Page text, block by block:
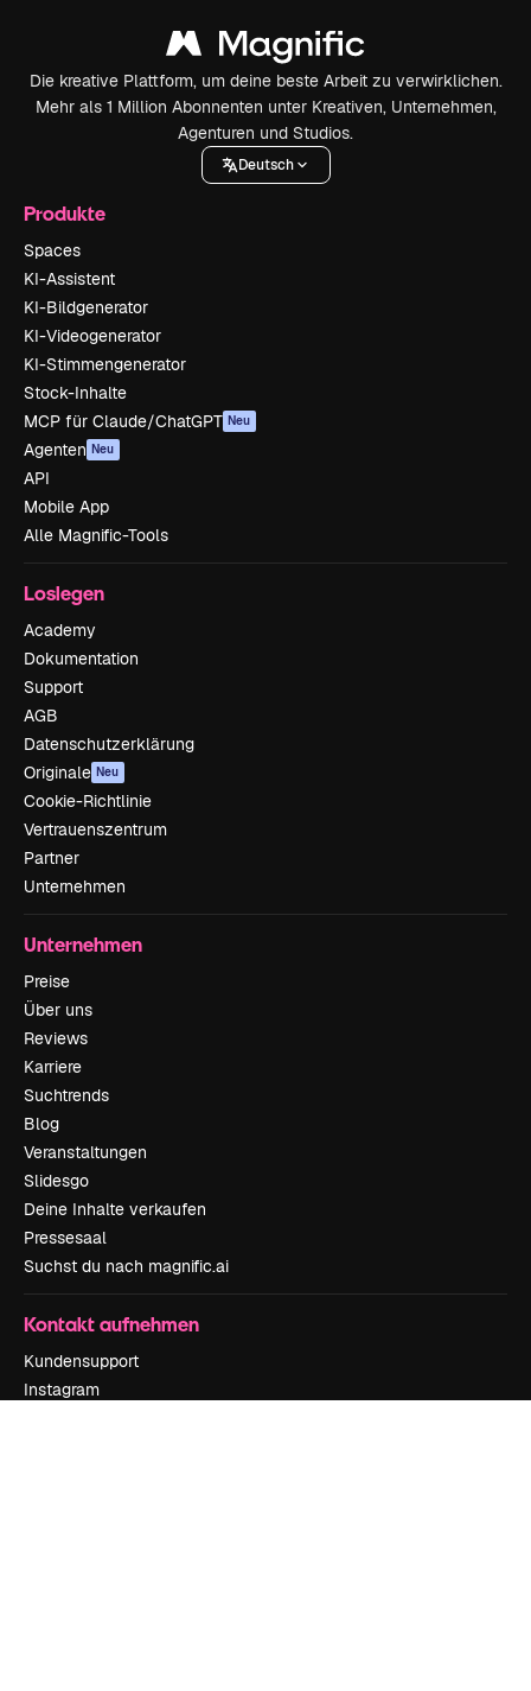
Die kreative Plattform, um deine beste Arbeit zu verwirklichen.
Mehr als 1 Million Abonnenten unter Kreativen, Unternehmen,
Agenturen und Studios.
Deutsch
Produkte
Spaces
KI-Assistent
KI-Bildgenerator
KI-Videogenerator
KI-Stimmengenerator
Stock-Inhalte
MCP für Claude/ChatGPT Neu
Agenten Neu
API
Mobile App
Alle Magnific-Tools
Loslegen
Academy
Dokumentation
Support
AGB
Datenschutzerklärung
Originale Neu
Cookie-Richtlinie
Vertrauenszentrum
Partner
Unternehmen
Unternehmen
Preise
Über uns
Reviews
Karriere
Suchtrends
Blog
Veranstaltungen
Slidesgo
Deine Inhalte verkaufen
Pressesaal
Suchst du nach magnific.ai
Kontakt aufnehmen
Kundensupport
Instagram